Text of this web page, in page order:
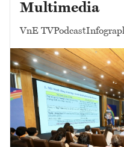
Multimedia
VnE TVPodcast